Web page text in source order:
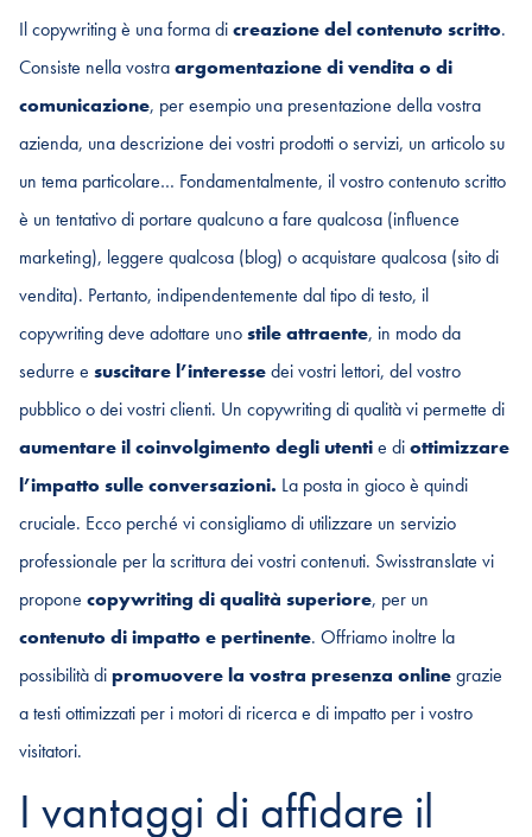
Il copywriting è una forma dicreazione del contenuto scritto.
Consiste nella vostraargomentazione di vendita o di
comunicazione, per esempio una presentazione della vostra
azienda, una descrizione dei vostri prodotti o servizi, un articolo su
un tema particolare… Fondamentalmente, il vostro contenuto scritto
è un tentativo di portare qualcuno a fare qualcosa (influence
marketing), leggere qualcosa (blog) o acquistare qualcosa (sito di
vendita). Pertanto, indipendentemente dal tipo di testo, il
copywriting deve adottare unostile attraente, in modo da
sedurre e suscitare l’interessedei vostri lettori, del vostro
pubblico o dei vostri clienti. Un copywriting di qualità vi permette di
aumentare il coinvolgimento degli utentie diottimizzare
l’impatto sulle conversazioni. La posta in gioco è quindi
cruciale. Ecco perché vi consigliamo di utilizzare un servizio
professionale per la scrittura dei vostri contenuti. Swisstranslate vi
propone copywriting di qualità superiore, per un
contenuto di impatto e pertinente. Offriamo inoltre la
possibilità dipromuovere la vostra presenza onlinegrazie
a testi ottimizzati per i motori di ricerca e di impatto per i vostro
visitatori.
I vantaggi di affidare il